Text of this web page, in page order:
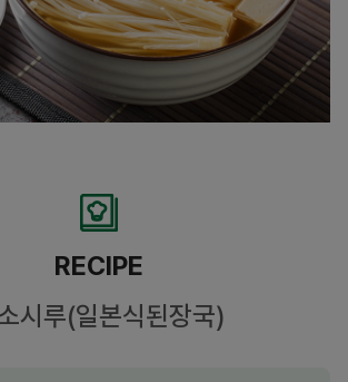
RECIPE
시루(일본식된장국)